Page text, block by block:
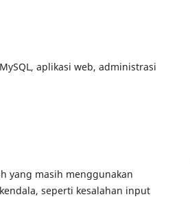
aplikasi web, administrasi
yang masih menggunakan
seperti kesalahan input